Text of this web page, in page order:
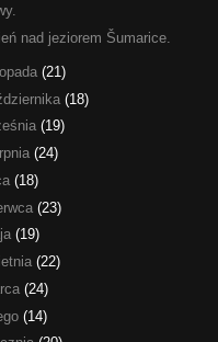
nad jeziorem Šumarice.
(21)
(18)
(19)
(24)
(18)
(23)
(19)
(22)
(24)
(14)